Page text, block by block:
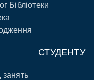
Бібліотеки
СТУДЕНТУ
занять